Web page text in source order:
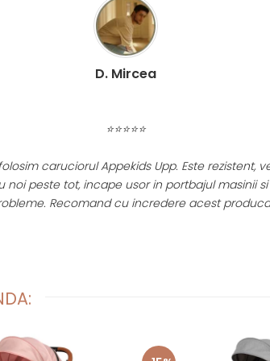
C. Miruna
⭐⭐⭐⭐⭐
cu cel mai mare drag produsele celor de
inca din primele luni de viata a fetitei cu
catre seturile de diversificare, scaunul auto